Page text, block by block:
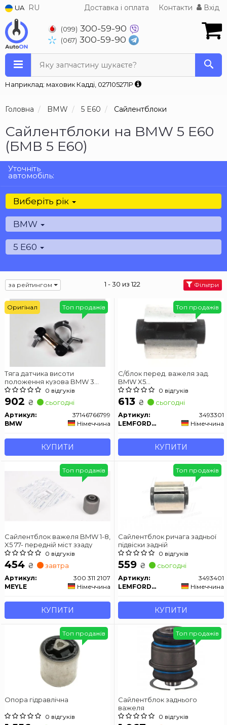
UA RU Доставка і оплата Контакти Вхід
(099) 300-59-90
(067) 300-59-90
Яку запчастину шукаєте?
Наприклад: маховик Кадді, 027105271P
Головна BMW 5 E60 Сайлентблоки
Сайлентблоки на BMW 5 E60
(БМВ 5 Е60)
Уточніть
автомобіль:
Виберіть рік
BMW
5 E60
за рейтингом 1 - 30 из 122 Фільтри
Тяга датчика висоти
положення кузова BMW 3
(E90-E93)/5 (F07/F10/F11)/X1
(E84)/X5 (E53, E70, F15) 94-
N57/N55
0 відгуків
902 ₴ сьогодні
Артикул:
37146766799
BMW
Німеччина
КУПИТИ
Топ продажів
Оригінал
С/блок перед. важеля зад.
BMW X5
(E53)/5(E60/E64)/7(E65/E66)
0 відгуків
613 ₴ сьогодні
Артикул:
3493301
LEMFORDER
Німеччина
КУПИТИ
Топ продажів
Сайлентблок важеля BMW 1-8,
X5 77- передній міст ззаду
0 відгуків
454 ₴ завтра
Артикул:
300 311 2107
MEYLE
Німеччина
КУПИТИ
Топ продажів
Сайлентблок ричага задньої
підвіски задній
0 відгуків
559 ₴ сьогодні
Артикул:
3493401
LEMFORDER
Німеччина
КУПИТИ
Топ продажів
Опора гідравлічна
0 відгуків
Топ продажів
Сайлентблок заднього
важеля
0 відгуків
Топ продажів